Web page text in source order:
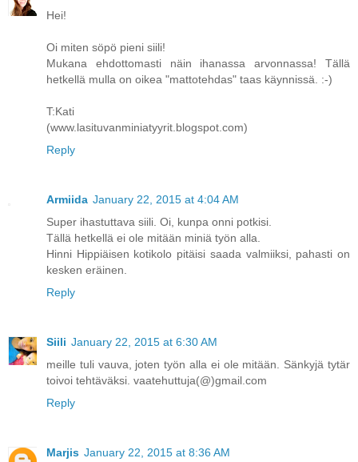
Hei!
Oi miten söpö pieni siili!
Mukana ehdottomasti näin ihanassa arvonnassa! Tällä
hetkellä mulla on oikea "mattotehdas" taas käynnissä. :-)
T:Kati
(www.lasituvanminiatyyrit.blogspot.com)
Reply
Armiida January 22, 2015 at 4:04 AM
Super ihastuttava siili. Oi, kunpa onni potkisi.
Tällä hetkellä ei ole mitään miniä työn alla.
Hinni Hippiäisen kotikolo pitäisi saada valmiiksi, pahasti on
kesken eräinen.
Reply
Siili January 22, 2015 at 6:30 AM
meille tuli vauva, joten työn alla ei ole mitään. Sänkyjä tytär
toivoi tehtäväksi. vaatehuttuja(@)gmail.com
Reply
Marjis January 22, 2015 at 8:36 AM